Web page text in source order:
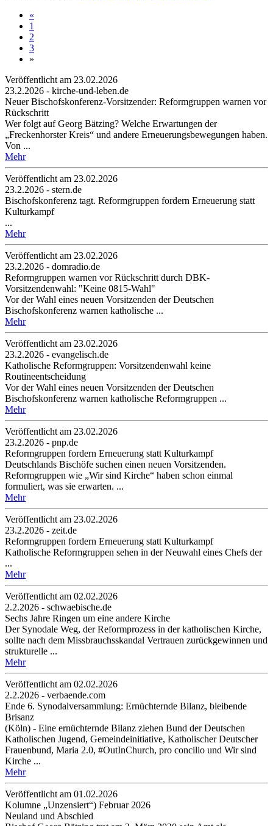
«
1
2
3
»
Veröffentlicht am 23­.02.2026
23.2.2026 - kirche-und-leben.de
Neuer Bischofskonferenz-Vorsitzender: Reformgruppen warnen vor
Rückschritt
Wer folgt auf Georg Bätzing? Welche Erwartungen der
„Freckenhorster Kreis“ und andere Erneuerungsbewegungen haben.
Von ...
Mehr
Veröffentlicht am 23­.02.2026
23.2.2026 - stern.de
Bischofskonferenz tagt. Reformgruppen fordern Erneuerung statt
Kulturkampf
...
Mehr
Veröffentlicht am 23­.02.2026
23.2.2026 - domradio.de
Reformgruppen warnen vor Rückschritt durch DBK-
Vorsitzendenwahl: "Keine 0815-Wahl"
Vor der Wahl eines neuen Vorsitzenden der Deutschen
Bischofskonferenz warnen katholische ...
Mehr
Veröffentlicht am 23­.02.2026
23.2.2026 - evangelisch.de
Katholische Reformgruppen: Vorsitzendenwahl keine
Routineentscheidung
Vor der Wahl eines neuen Vorsitzenden der Deutschen
Bischofskonferenz warnen katholische Reformgruppen ...
Mehr
Veröffentlicht am 23­.02.2026
23.2.2026 - pnp.de
Reformgruppen fordern Erneuerung statt Kulturkampf
Deutschlands Bischöfe suchen einen neuen Vorsitzenden.
Reformgruppen wie „Wir sind Kirche“ haben schon einmal
formuliert, was sie erwarten. ...
Mehr
Veröffentlicht am 23­.02.2026
23.2.2026 - zeit.de
Reformgruppen fordern Erneuerung statt Kulturkampf
Katholische Reformgruppen sehen in der Neuwahl eines Chefs der
...
Mehr
Veröffentlicht am 02­.02.2026
2.2.2026 - schwaebische.de
Sechs Jahre Ringen um eine andere Kirche
Der Synodale Weg, der Reformprozess in der katholischen Kirche,
sollte nach dem Missbrauchsskandal Vertrauen zurückgewinnen und
strukturelle ...
Mehr
Veröffentlicht am 02­.02.2026
2.2.2026 - verbaende.com
Ende 6. Synodalversammlung: Ernüchternde Bilanz, bleibende
Brisanz
(Köln) - Eine ernüchternde Bilanz ziehen Bund der Deutschen
Katholischen Jugend, Gemeindeinitiative, Katholischer Deutscher
Frauenbund, Maria 2.0, #OutInChurch, pro concilio und Wir sind
Kirche ...
Mehr
Veröffentlicht am 01­.02.2026
Kolumne „Unzensiert“) Februar 2026
Neuland und Abschied